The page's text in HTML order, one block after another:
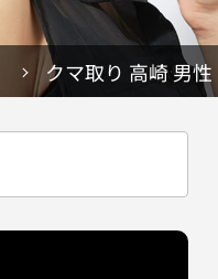
クマ取り 高崎 男性